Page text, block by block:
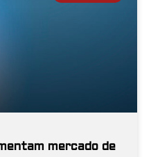
mercado de